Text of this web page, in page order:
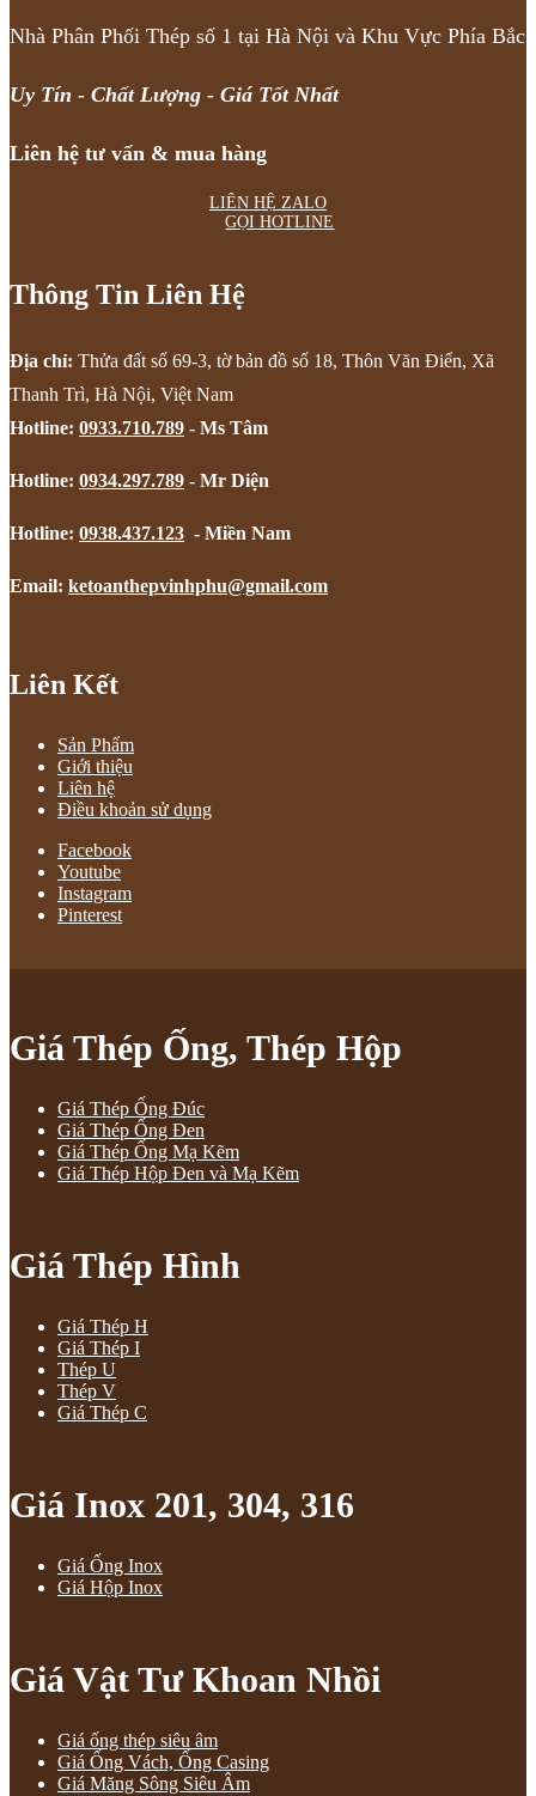
Nhà Phân Phối Thép số 1 tại Hà Nội và Khu Vực Phía Bắc
Uy Tín - Chất Lượng - Giá Tốt Nhất
Liên hệ tư vấn & mua hàng
LIÊN HỆ ZALO
GỌI HOTLINE
Thông Tin Liên Hệ
Địa chỉ: Thửa đất số 69-3, tờ bản đồ số 18, Thôn Văn Điển, Xã
Thanh Trì, Hà Nội, Việt Nam
Hotline: 0933.710.789 - Ms Tâm
Hotline: 0934.297.789 - Mr Diện
Hotline: 0938.437.123 - Miền Nam
Email: ketoanthepvinhphu@gmail.com
Liên Kết
Sản Phẩm
Giới thiệu
Liên hệ
Điều khoản sử dụng
Facebook
Youtube
Instagram
Pinterest
Giá Thép Ống, Thép Hộp
Giá Thép Ống Đúc
Giá Thép Ống Đen
Giá Thép Ống Mạ Kẽm
Giá Thép Hộp Đen và Mạ Kẽm
Giá Thép Hình
Giá Thép H
Giá Thép I
Thép U
Thép V
Giá Thép C
Giá Inox 201, 304, 316
Giá Ống Inox
Giá Hộp Inox
Giá Vật Tư Khoan Nhồi
Giá ống thép siêu âm
Giá Ống Vách, Ống Casing
Giá Măng Sông Siêu Âm